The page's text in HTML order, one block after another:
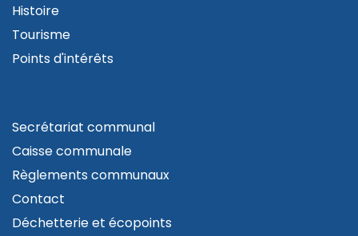
Histoire
Tourisme
Points d'intérêts
Secrétariat communal
Caisse communale
Règlements communaux
Contact
Déchetterie et écopoints